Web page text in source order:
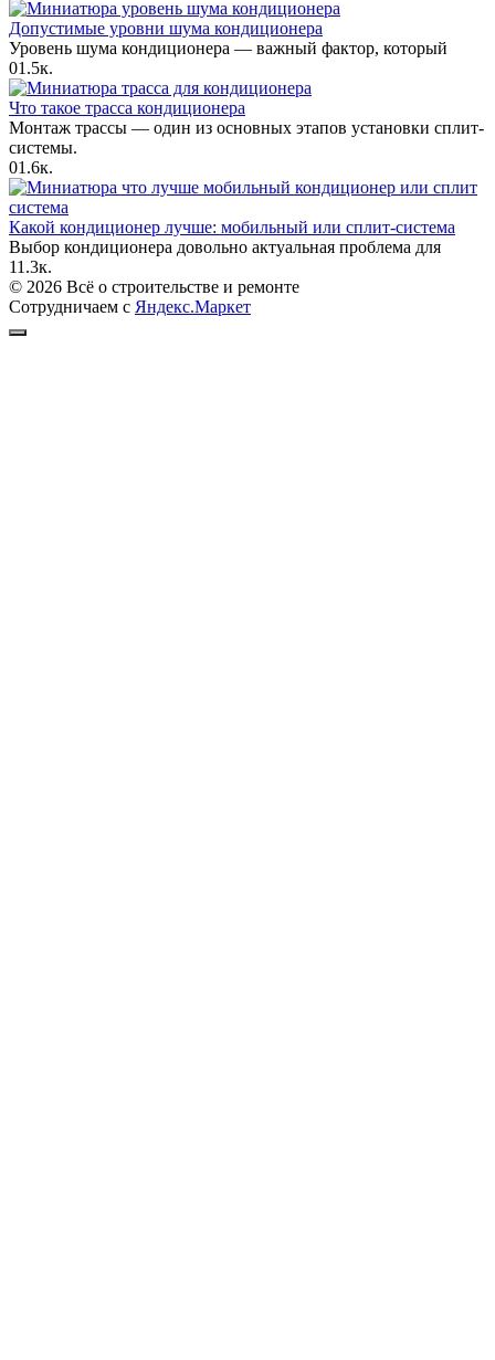
Допустимые уровни шума кондиционера
Уровень шума кондиционера — важный фактор, который
01.5к.
Что такое трасса кондиционера
Монтаж трассы — один из основных этапов установки сплит-
системы.
01.6к.
Какой кондиционер лучше: мобильный или сплит-система
Выбор кондиционера довольно актуальная проблема для
11.3к.
© 2026 Всё о строительстве и ремонте
Сотрудничаем с Яндекс.Маркет